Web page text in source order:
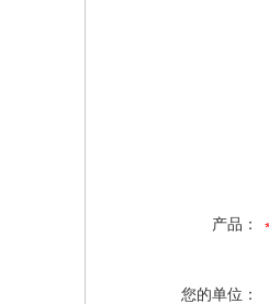
产品：
您的单位：